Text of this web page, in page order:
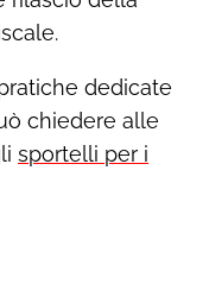
dedicate
chiedere alle
sportelli per i